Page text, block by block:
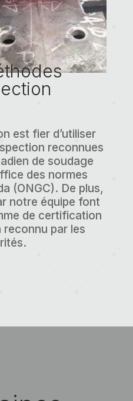
est fier d’utiliser
reconnues
de soudage
des normes
(ONGC). De plus,
notre équipe font
de certification
par les